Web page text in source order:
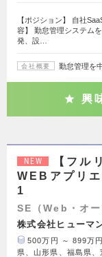
【ポジション】 自社
容】 勤怠管理システム
発、設…
会社概要 勤怠管理を
興
NEW
【フル
WEBアプリ
1
SE（Web・オー
株式会社ヒューマ
500万円 ～ 899万円
県、山形県、福島県